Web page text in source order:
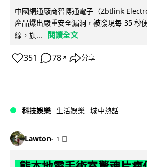
中國網通廠商智博通電子（Zbtlink
產品爆出嚴重安全漏洞，被發現每 35 秒
線，旗...
閱讀全文
351 78 ↗ 分享
科技娛樂 生活娛樂 城中熱話
Lawton 1 日